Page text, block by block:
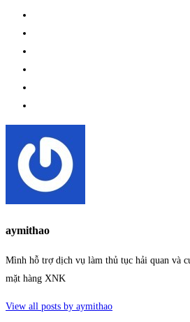
aymithao
Mình hỗ trợ dịch vụ làm thủ tục hải quan và
mặt hàng XNK
View all posts by aymithao